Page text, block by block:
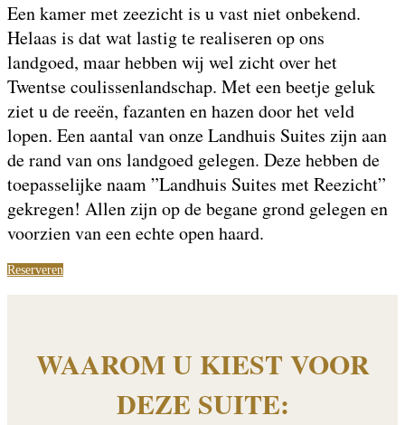
Een kamer met zeezicht is u vast niet onbekend.
Helaas is dat wat lastig te realiseren op ons
landgoed, maar hebben wij wel zicht over het
Twentse coulissenlandschap. Met een beetje geluk
ziet u de reeën, fazanten en hazen door het veld
lopen. Een aantal van onze Landhuis Suites zijn aan
de rand van ons landgoed gelegen. Deze hebben de
toepasselijke naam ”Landhuis Suites met Reezicht”
gekregen! Allen zijn op de begane grond gelegen en
voorzien van een echte open haard.
Reserveren
WAAROM U KIEST VOOR
DEZE SUITE: